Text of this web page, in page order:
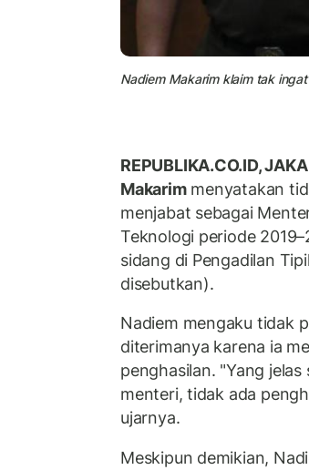
Nadiem Makarim klaim tak
REPUBLIKA.CO.ID,
Makarimmenyatakan
menjabat sebagai
Teknologi periode
sidang di Pengadilan
disebutkan).
Nadiem mengaku tidak
diterimanya karena ia
penghasilan. "Yang
menteri, tidak ada
ujarnya.
Meskipun demikian,